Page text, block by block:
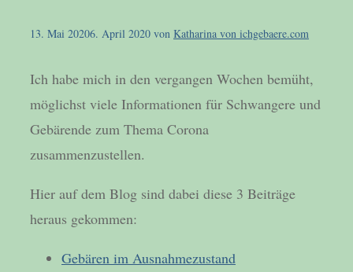
13. Mai 20206. April 2020 von Katharina von ichgebaere.com
Ich habe mich in den vergangen Wochen bemüht,
möglichst viele Informationen für Schwangere und
Gebärende zum Thema Corona
zusammenzustellen.
Hier auf dem Blog sind dabei diese 3 Beiträge
heraus gekommen:
Gebären im Ausnahmezustand